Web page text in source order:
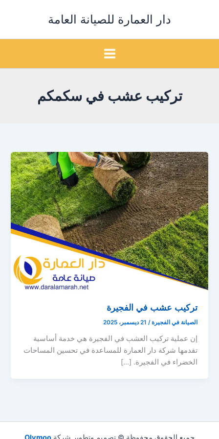
دار العمارة للصيانة العامة
تركيب عشب في سكمكم
تركيب عشب في الفجيرة
الصيانة في الفجيرة/ 21 ديسمبر، 2025
إن عملية تركيب العشب في الفجيرة هي خدمة أساسية
تقدمها شركة دار العمارة للمساعدة في تحسين المساحات
الخضراء في الفجيرة. […]